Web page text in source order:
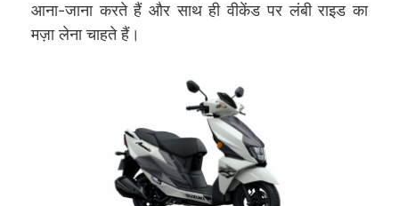
आना-जाना करते हैं और साथ ही वीकेंड पर लंबी राइड का
मज़ा लेना चाहते हैं।